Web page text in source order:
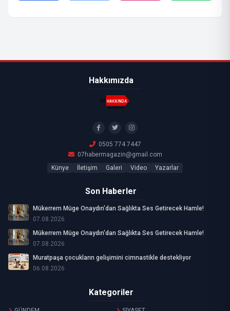
Hakkımızda
0505 774 7447
07habermagazin@gmail.com
Künye
İletişim Galeri Video Yazarlar
Son Haberler
Mükerrem Müge Onaydın'dan Sağlıkta Ses Getirecek Hamle!
07.08.2026
Mükerrem Müge Onaydın'dan Sağlıkta Ses Getirecek Hamle!
07.08.2026
Muratpaşa çocukların gelişimini cimnastikle destekliyor
06.08.2026
Kategoriler